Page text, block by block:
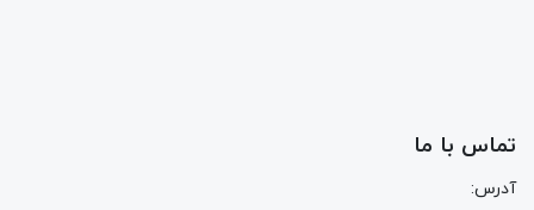
تماس با ما
آدرس: